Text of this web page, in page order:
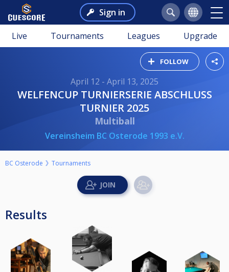
Sign in
Live Tournaments Leagues Upgrade
FOLLOW
April 12 - April 13, 2025
WELFENCUP TURNIERSERIE ABSCHLUSS
TURNIER 2025
Multiball
Vereinsheim BC Osterode 1993 e.V.
BC Osterode Tournaments
Results